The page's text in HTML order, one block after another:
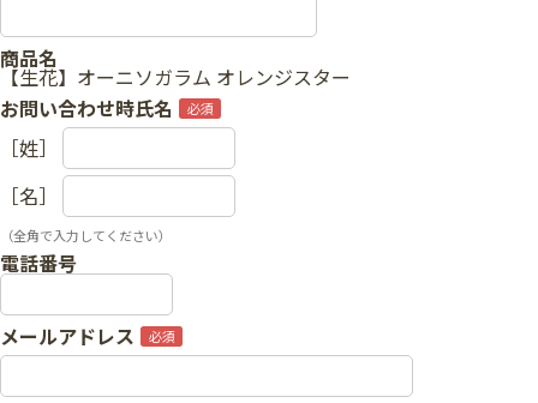
商品名
【生花】オーニソガラム オレンジスター
お問い合わせ時氏名
［姓］
［名］
（全角で入力してください）
電話番号
メールアドレス